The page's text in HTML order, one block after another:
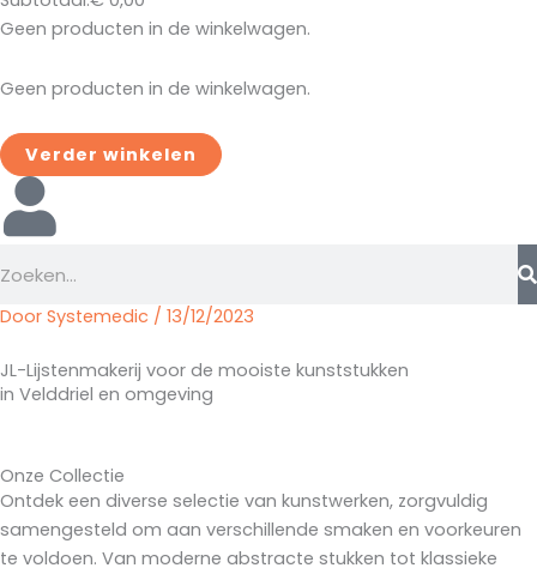
Geen producten in de winkelwagen.
Geen producten in de winkelwagen.
Verder winkelen
Door Systemedic / 13/12/2023
JL-Lijstenmakerij voor de mooiste kunststukken
in Velddriel en omgeving
Onze Collectie
Ontdek een diverse selectie van kunstwerken, zorgvuldig
samengesteld om aan verschillende smaken en voorkeuren
te voldoen. Van moderne abstracte stukken tot klassieke